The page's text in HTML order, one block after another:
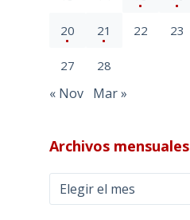
20 21 22 23
27 28
« Nov Mar »
Archivos mensuales
Archivos
mensuales